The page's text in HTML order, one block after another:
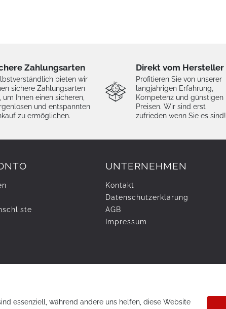
Zahlungsarten
bieten wir
sichere Zahlungsarten
um Ihnen einen sicheren,
und entspannten
zu ermöglichen.
Direkt vom Hersteller
Profitieren Sie von unserer
langjährigen Erfahrung,
Kompetenz und günstigen
Preisen. Wir sind erst
zufrieden wenn Sie es sind!
UNTERNEHMEN
Kontakt
Daten­schutz­erklärung
AGB
Impressum
essenziell, während andere uns helfen, diese Website